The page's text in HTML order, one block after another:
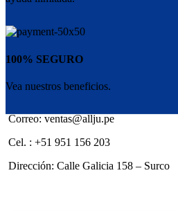
100% SEGURO
Vea nuestros beneficios.
Correo: ventas@allju.pe
Cel. : +51 951 156 203
Dirección: Calle Galicia 158 – Surco